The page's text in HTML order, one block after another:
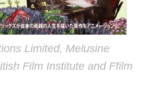
Limited, Melusine
Film Institute and Ffilm